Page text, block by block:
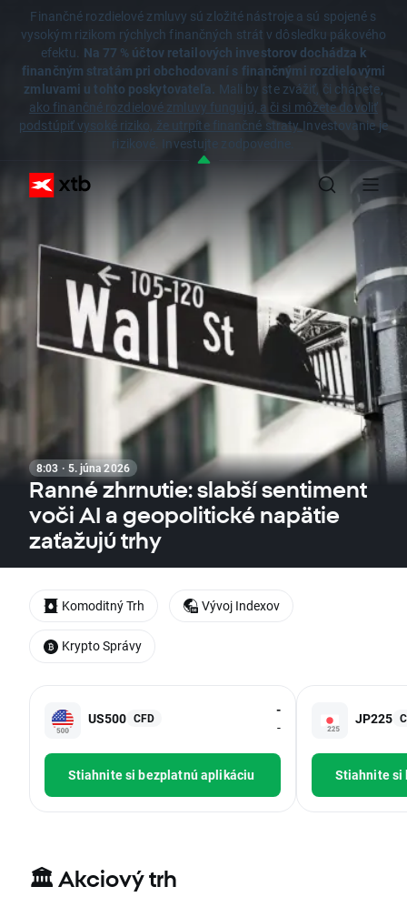
Finančné rozdielové zmluvy sú zložité nástroje a sú spojené s
vysokým rizikom rýchlych finančných strát v dôsledku pákového
efektu. Na 77 % účtov retailových investorov dochádza k
finančným stratám pri obchodovaní s finančnými rozdielovými
zmluvami u tohto poskytovateľa. Mali by ste zvážiť, či chápete,
ako finančné rozdielové zmluvy fungujú, a či si môžete dovoliť
podstúpiť vysoké riziko, že utrpíte finančné straty.Investovanie je
rizikové. Investujte zodpovedne.
8:03 · 5. júna 2026
Ranné zhrnutie: slabší sentiment
voči AI a geopolitické napätie
zaťažujú trhy
US500 CFD
-
-
Stiahnite si bezplatnú aplikáciu
JP225
Stiahnite si
🏛️ Akciový trh
Komoditný Trh Vývoj Indexov
Krypto Správy